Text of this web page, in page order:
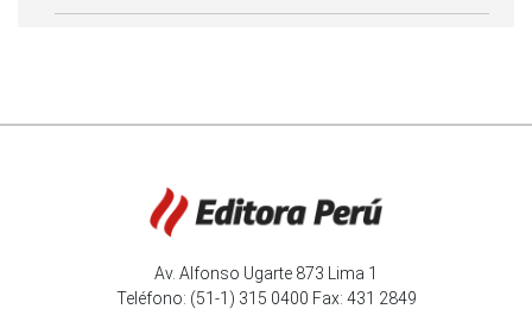
Av. Alfonso Ugarte 873 Lima 1
Teléfono: (51-1) 315 0400 Fax: 431 2849